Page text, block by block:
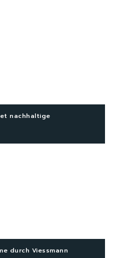
nachhaltige
durch Viessmann